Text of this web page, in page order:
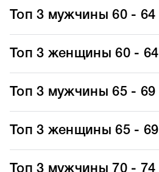
Топ 3 мужчины 60 - 64
Топ 3 женщины 60 - 64
Топ 3 мужчины 65 - 69
Топ 3 женщины 65 - 69
Топ 3 мужчины 70 - 74